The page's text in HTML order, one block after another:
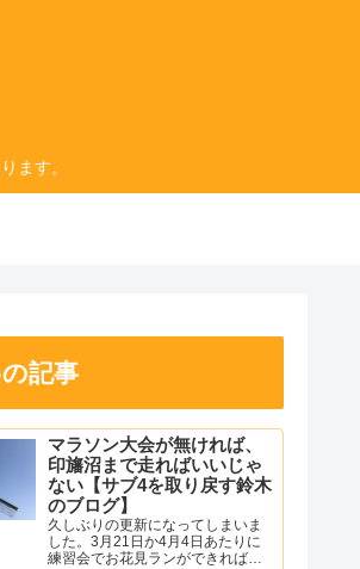
ます。
記事
マラソン大会が無ければ、
印旛沼まで走ればいいじゃ
ない【サブ4を取り戻す鈴木
のブログ】
久しぶりの更新になってしまいま
した。3月21日か4月4日あたりに
練習会でお花見ランができればと